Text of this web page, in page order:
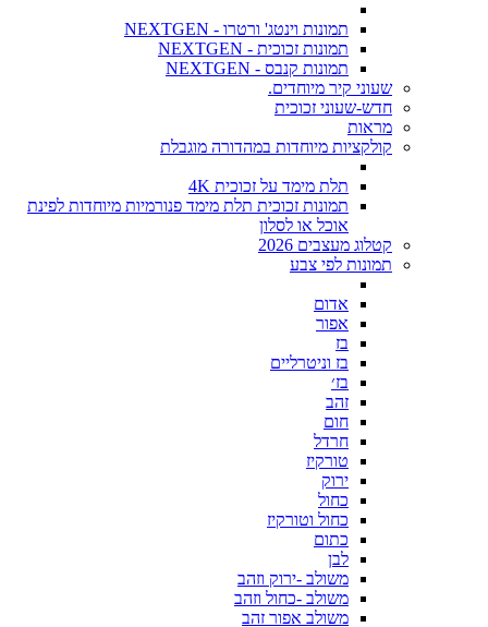
תמונות וינטג' ורטרו - NEXTGEN
תמונות זכוכית - NEXTGEN
תמונות קנבס - NEXTGEN
שעוני קיר מיוחדים.
חדש-שעוני זכוכית
מראות
קולקציות מיוחדות במהדורה מוגבלת
תלת מימד על זכוכית 4K
תמונות זכוכית תלת מימד פנורמיות מיוחדות לפינת
אוכל או לסלון
קטלוג מעצבים 2026
תמונות לפי צבע
אדום
אפור
בז
בז וניטרליים
בז׳
זהב
חום
חרדל
טורקיז
ירוק
כחול
כחול וטורקיז
כתום
לבן
משולב -ירוק וזהב
משולב -כחול וזהב
משולב אפור זהב